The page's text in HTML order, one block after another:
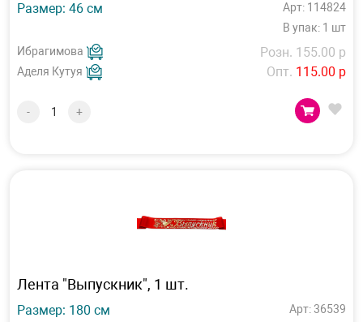
Размер: 46 см
Арт: 114824
В упак: 1 шт
Ибрагимова
Аделя Кутуя
Розн. 155.00 р
Опт. 115.00 р
- +
Лента "Выпускник", 1 шт.
Размер: 180 см
Арт: 36539